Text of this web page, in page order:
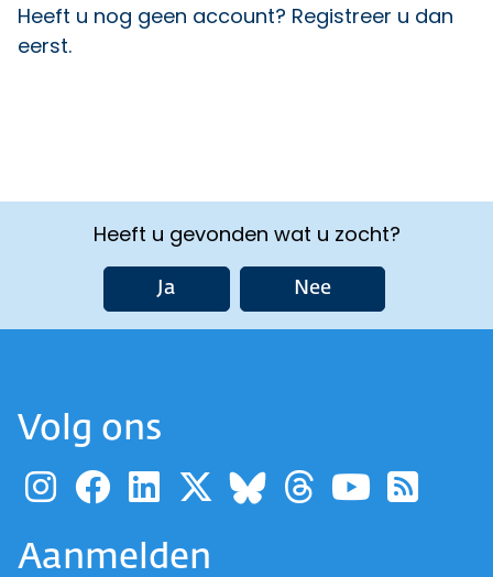
Heeft u nog geen account? Registreer u dan
eerst.
Heeft u gevonden wat u zocht?
Ja Nee
Volg ons
Ga naar de pagina van
Ga naar de pagina
Ga naar de
Ga naar de
Ga naar de
Ga naar
Ga
Aanmelden